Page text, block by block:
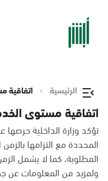
الرئيسية اتفاقية
اتفاقية مستوى
تؤكد وزارة الداخلية
المحددة مع التزامها
المطلوبة، كما لا يشمل
ولمزيد من المعلومات عن